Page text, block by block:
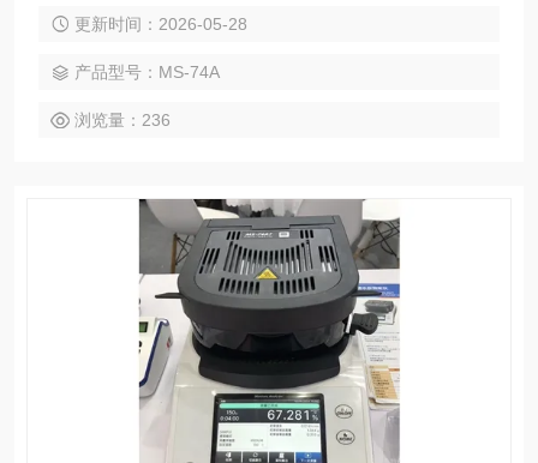
MX-53AT）到经济实惠的背光液晶显示屏型号。 最佳温度搜
更新时间：2026-05-28
产品型号：MS-74A
浏览量：236